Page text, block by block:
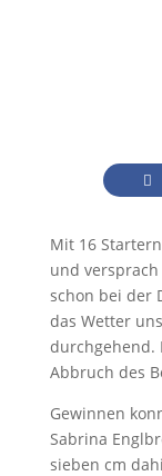
Mit 16
und
schon bei der
das Wetter
durchgehend.
Abbruch des
Gewinnen
Sabrina
sieben cm